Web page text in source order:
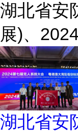
湖北省安
展)、
湖北省安